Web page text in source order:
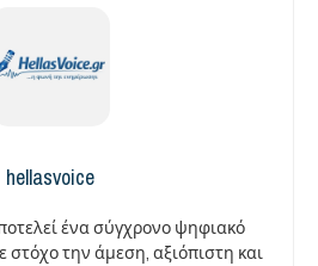
hellasvoice
ένα σύγχρονο ψηφιακό
στόχο την άμεση, αξιόπιστη και